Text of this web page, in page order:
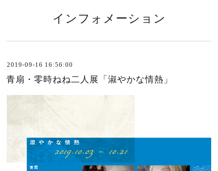
インフォメーション
2019-09-16 16:56:00
青扇・零時ねね二人展「淑やかな情熱」